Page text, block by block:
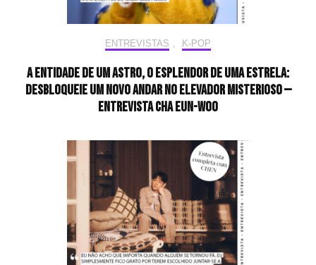
ENTREVISTAS K-POP
A entidade de um astro, o esplendor de uma estrela:
desbloqueie um novo andar no elevador misterioso —
Entrevista CHA EUN-WOO